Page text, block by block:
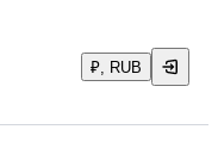
₽, RUB